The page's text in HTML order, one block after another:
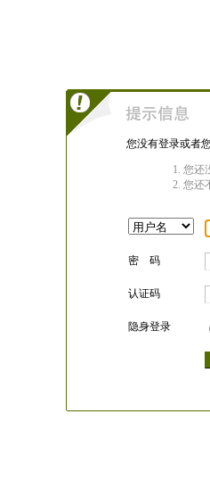
您没有登录或者
您还
您还
密 码
认证码
隐身登录